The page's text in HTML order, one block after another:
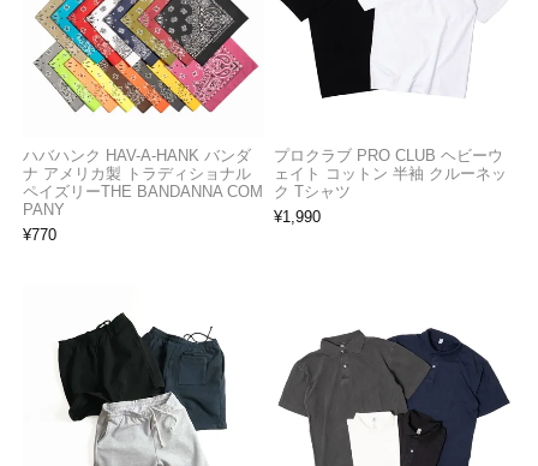
ハバハンク HAV-A-HANK バンダ
ナ アメリカ製 トラディショナル
ペイズリーTHE BANDANNA COM
PANY
¥770
プロクラブ PRO CLUB ヘビーウ
ェイト コットン 半袖 クルーネッ
ク Tシャツ
¥1,990